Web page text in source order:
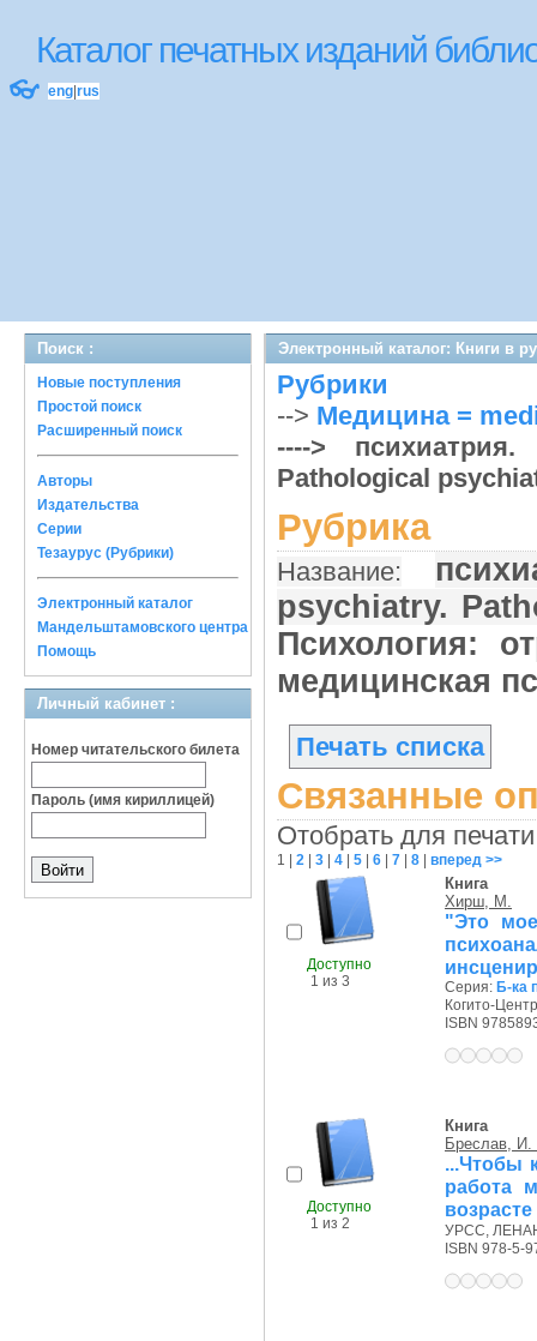
Каталог печатных изданий
👓 eng rus
Поиск :
Новые поступления
Простой поиск
Расширенный поиск
Авторы
Издательства
Серии
Тезаурус (Рубрики)
Электронный каталог
Мандельштамовского центра
Помощь
Личный кабинет :
Номер читательского билета
Пароль (имя кириллицей)
Электронный каталог: Книги в
Рубрики
--> Медицина =
----> психиатрия.
Pathological
Рубрика
Название:
psychiatry.
Психология:
медицинская
Печать списка
Связанные
Отобрать для
1 2 3 4 5 6 7 8 вперед >>
Доступно
1 из 3
Книга
Хирш, М.
"Это
Серия: Б-ка
Когито-
ISBN
Доступно
1 из 2
Книга
Бреслав,
...Чтобы
работа
возрасте
УРСС,
ISBN 978-5-